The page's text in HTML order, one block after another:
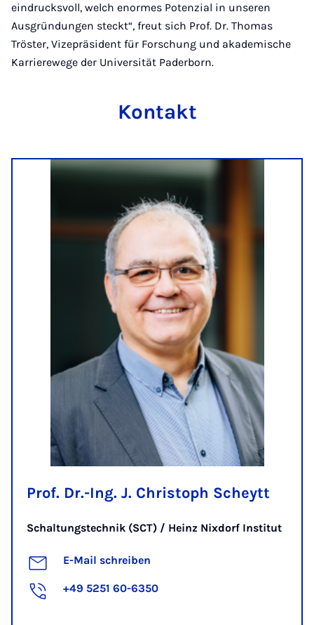
eindrucksvoll, welch enormes Potenzial in unseren
Ausgründungen steckt“, freut sich Prof. Dr. Thomas
Tröster, Vizepräsident für Forschung und akademische
Karrierewege der Universität Paderborn.
Kontakt
Prof. Dr.-Ing. J. Christoph Scheytt
Schaltungstechnik (SCT) / Heinz Nixdorf Institut
E-Mail schreiben
+49 5251 60-6350